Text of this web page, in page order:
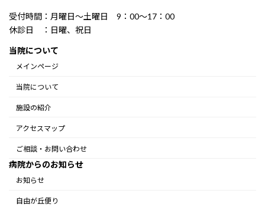
受付時間：月曜日～土曜日 9：00～17：00
休診日 ：日曜、祝日
当院について
メインページ
当院について
施設の紹介
アクセスマップ
ご相談・お問い合わせ
病院からのお知らせ
お知らせ
自由が丘便り